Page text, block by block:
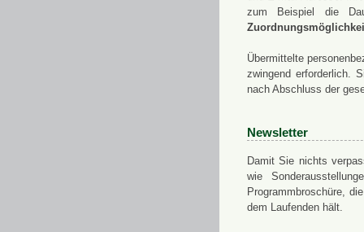
zum Beispiel die
Übermittelte
zwingend erforderlich.
nach Abschluss der
Newsletter
Damit Sie nichts
wie
Programmbroschüre,
dem Laufenden hält.